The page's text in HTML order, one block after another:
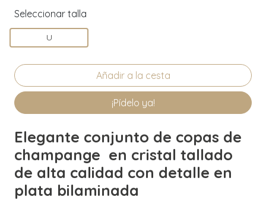
Seleccionar talla
U
¡Pídelo ya!
Elegante conjunto de copas de
champange en cristal tallado
de alta calidad con detalle en
plata bilaminada